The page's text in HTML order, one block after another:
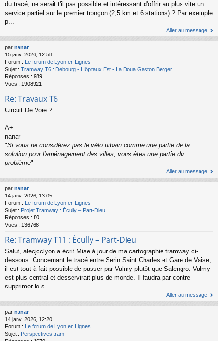
du tracé, ne serait t'il pas possible et intéressant d'offrir au plus vite un
service partiel sur le premier tronçon (2,5 km et 6 stations) ? Par exemple
p...
Aller au message
par nanar
15 janv. 2026, 12:58
Forum :
Le forum de Lyon en Lignes
Sujet : Tramway T6 : Debourg - Hôpitaux Est - La Doua Gaston Berger
Réponses : 989
Vues : 1908921
Re: Travaux T6
Circuit De Voie ?
A+
nanar
"Si vous ne considérez pas le vélo urbain comme une partie de la
solution pour l'aménagement des villes, vous êtes une partie du
problème"
Aller au message
par nanar
14 janv. 2026, 13:05
Forum : Le forum de Lyon en Lignes
Sujet : Projet Tramway : Écully – Part-Dieu
Réponses : 80
Vues : 136768
Re: Tramway T11 : Écully – Part-Dieu
Salut, alecjcclyon a écrit Mise à jour de ma cartographie tramway ci-
dessous. Concernant le tracé entre Serin Saint Charles et Gare de Vaise,
il est tout à fait possible de passer par Valmy plutôt que Salengro. Valmy
est plus central et desservirait plus de monde. Il faudra par contre
supprimer le s...
Aller au message
par nanar
14 janv. 2026, 12:20
Forum : Le forum de Lyon en Lignes
Sujet : Perspectives tram